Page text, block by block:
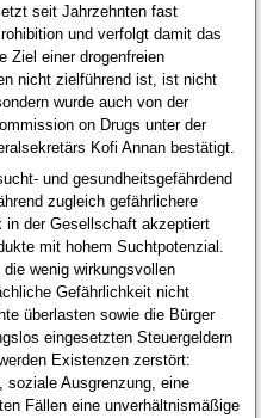
seit Jahrzehnten fast
und verfolgt damit das
Ziel einer drogenfreien
nicht zielführend ist, ist nicht
wurde auch von der
on Drugs unter der
Kofi Annan bestätigt.
und gesundheitsgefährdend
zugleich gefährlichere
in der Gesellschaft akzeptiert
mit hohem Suchtpotenzial.
wenig wirkungsvollen
Gefährlichkeit nicht
überlasten sowie die Bürger
eingesetzten Steuergeldern
Existenzen zerstört:
soziale Ausgrenzung, eine
Fällen eine unverhältnismäßige